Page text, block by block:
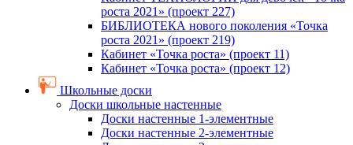
роста 2021» (проект 227)
БИБЛИОТЕКА нового поколения «Точка
роста 2021» (проект 219)
Кабинет «Точка роста» (проект 11)
Кабинет «Точка роста» (проект 12)
Школьные доски
Доски школьные настенные
Доски настенные 1-элементные
Доски настенные 2-элементные